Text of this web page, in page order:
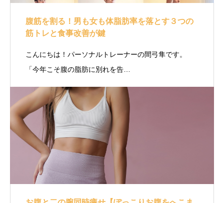
腹筋を割る！男も女も体脂肪率を落とす３つの
筋トレと食事改善が鍵
こんにちは！パーソナルトレーナーの間弓隼です。
「今年こそ腹の脂肪に別れを告…